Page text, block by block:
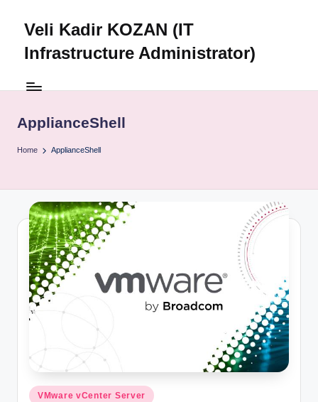
Veli Kadir KOZAN (IT
Infrastructure Administrator)
ApplianceShell
Home ApplianceShell
Posted
VMware vCenter Server